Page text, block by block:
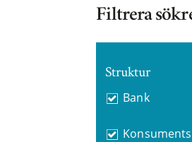
Filtrera
Struktur
Bank